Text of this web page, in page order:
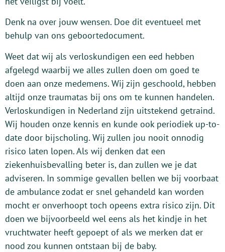
Denk na over jouw wensen. Doe dit eventueel met
behulp van ons geboortedocument.
Weet dat wij als verloskundigen een eed hebben
afgelegd waarbij we alles zullen doen om goed te
doen aan onze medemens. Wij zijn geschoold, hebben
altijd onze traumatas bij ons om te kunnen handelen.
Verloskundigen in Nederland zijn uitstekend getraind.
Wij houden onze kennis en kunde ook periodiek up-to-
date door bijscholing. Wij zullen jou nooit onnodig
risico laten lopen. Als wij denken dat een
ziekenhuisbevalling beter is, dan zullen we je dat
adviseren. In sommige gevallen bellen we bij voorbaat
de ambulance zodat er snel gehandeld kan worden
mocht er onverhoopt toch opeens extra risico zijn. Dit
doen we bijvoorbeeld wel eens als het kindje in het
vruchtwater heeft gepoept of als we merken dat er
nood zou kunnen ontstaan bij de baby.